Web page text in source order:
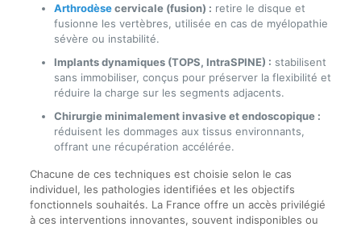
Arthrodèsecervicale (fusion) : retire le disque et
fusionne les vertèbres, utilisée en cas de myélopathie
sévère ou instabilité.
Implants dynamiques (TOPS, IntraSPINE) : stabilisent
sans immobiliser, conçus pour préserver la flexibilité et
réduire la charge sur les segments adjacents.
Chirurgie minimalement invasive et endoscopique :
réduisent les dommages aux tissus environnants,
offrant une récupération accélérée.
Chacune de ces techniques est choisie selon le cas
individuel, les pathologies identifiées et les objectifs
fonctionnels souhaités. La France offre un accès privilégié
à ces interventions innovantes, souvent indisponibles ou